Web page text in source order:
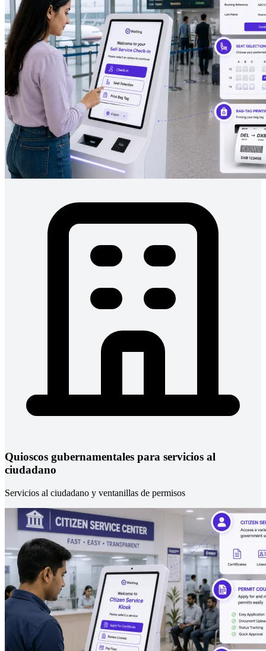
Quioscos gubernamentales para servicios al
ciudadano
Servicios al ciudadano y ventanillas de permisos